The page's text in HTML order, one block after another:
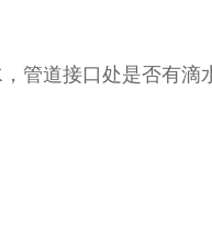
管道接口处是否有滴